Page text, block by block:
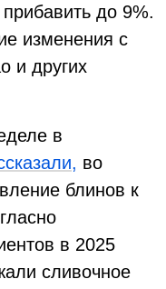
до 9%.
изменения с
и других
в
во
блинов к
в 2025
сливочное